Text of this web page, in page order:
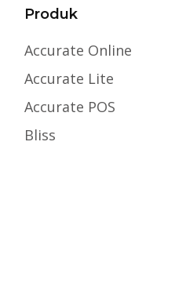
Produk
Accurate Online
Accurate Lite
Accurate POS
Bliss